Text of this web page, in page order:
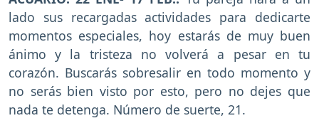
lado sus recargadas actividades para dedicarte
momentos especiales, hoy estarás de muy buen
ánimo y la tristeza no volverá a pesar en tu
corazón. Buscarás sobresalir en todo momento y
no serás bien visto por esto, pero no dejes que
nada te detenga. Número de suerte, 21.